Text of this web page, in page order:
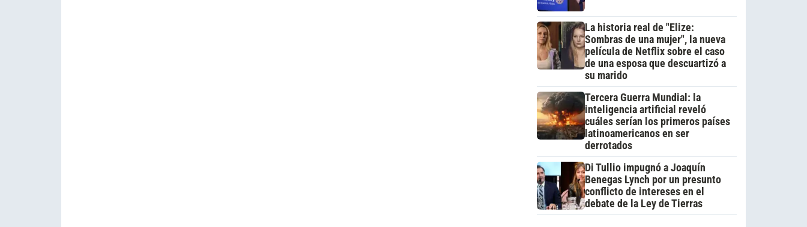
La historia real de "Elize:
Sombras de una mujer", la nueva
película de Netflix sobre el caso
de una esposa que descuartizó a
su marido
Tercera Guerra Mundial: la
inteligencia artificial reveló
cuáles serían los primeros países
latinoamericanos en ser
derrotados
Di Tullio impugnó a Joaquín
Benegas Lynch por un presunto
conflicto de intereses en el
debate de la Ley de Tierras